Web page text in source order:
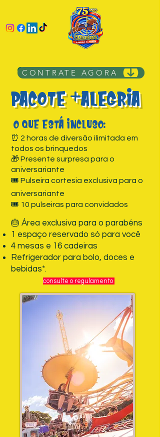
CONTRATE AGORA
Pacote +Alegria
O que está incluso:
⏰ 2 horas de diversão ilimitada em
todos os brinquedos
🎁 Presente surpresa para o
aniversariante
🎟️ Pulseira cortesia exclusiva para o
aniversariante
🎟️ 10 pulseiras para convidados
🎂 Área exclusiva para o parabéns
1 espaço reservado só para você
4 mesas e 16 cadeiras
Refrigerador para bolo, doces e
bebidas*.
consulte o regulamento